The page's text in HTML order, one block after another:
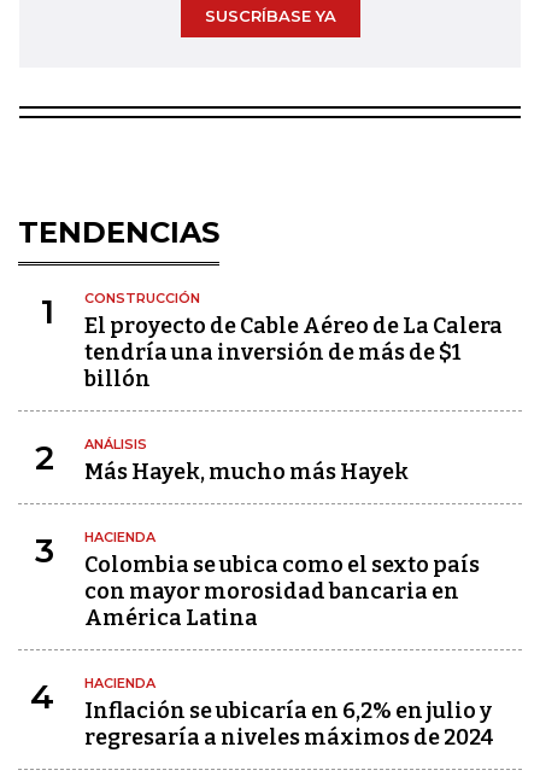
SUSCRÍBASE YA
TENDENCIAS
1 CONSTRUCCIÓN
El proyecto de Cable Aéreo de La Calera
tendría una inversión de más de $1
billón
2 ANÁLISIS
Más Hayek, mucho más Hayek
3 HACIENDA
Colombia se ubica como el sexto país
con mayor morosidad bancaria en
América Latina
4 HACIENDA
Inflación se ubicaría en 6,2% en julio y
regresaría a niveles máximos de 2024